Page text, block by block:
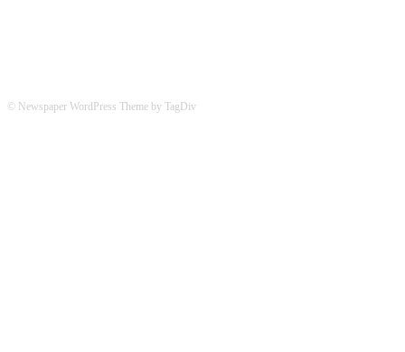
© Newspaper WordPress Theme by TagDiv